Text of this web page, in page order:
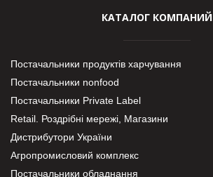
КАТАЛОГ КОМПАНИЙ
Постачальники продуктів харчування
Постачальники nonfood
Постачальники Private Label
Retail. Роздрібні мережі, Магазини
Дистрибутори України
Агропромисловий комплекс
Постачальники обладнання